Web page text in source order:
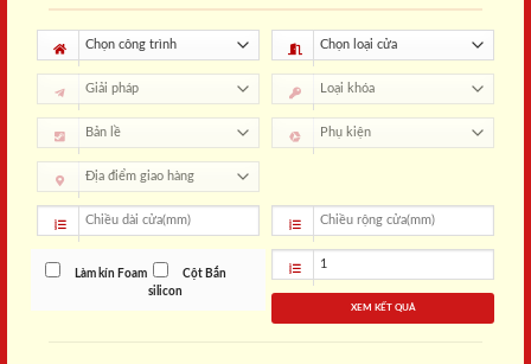
Làm kín Foam
Cột Bắn
silicon
XEM KẾT QUẢ